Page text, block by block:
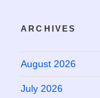
ARCHIVES
August 2026
July 2026